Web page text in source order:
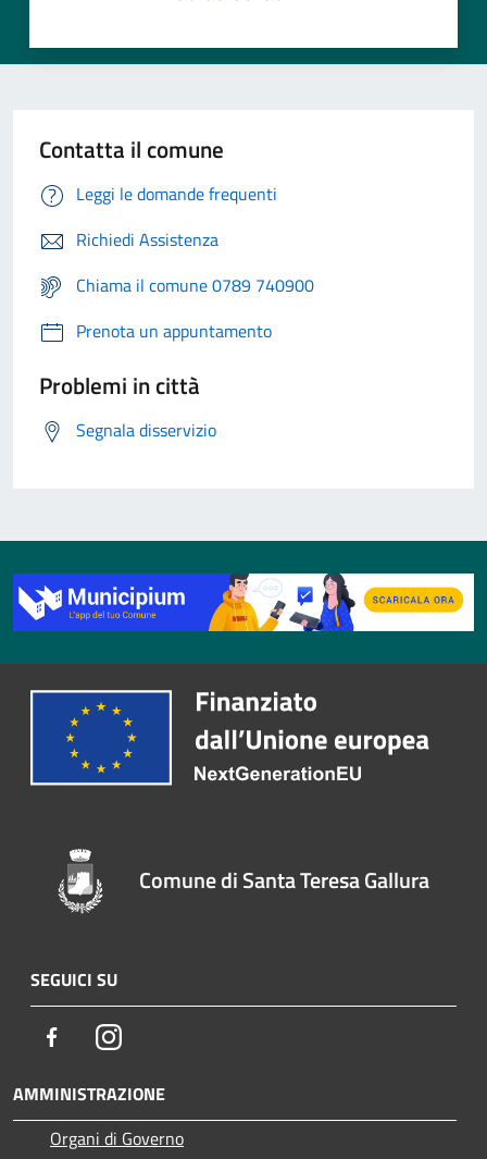
Contatta il comune
Leggi le domande frequenti
Richiedi Assistenza
Chiama il comune 0789 740900
Prenota un appuntamento
Problemi in città
Segnala disservizio
Comune di Santa Teresa Gallura
SEGUICI SU
FacebookInstagram
AMMINISTRAZIONE
Organi di Governo